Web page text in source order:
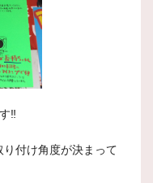
‼️
付け角度が決まって